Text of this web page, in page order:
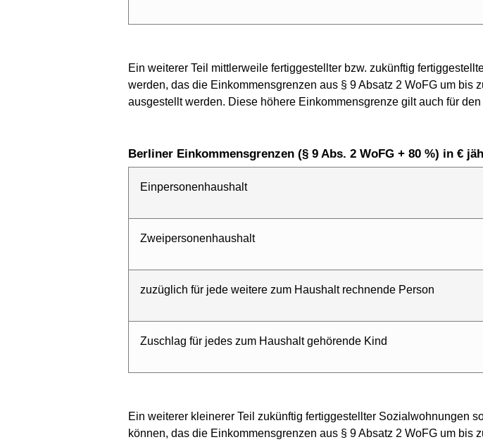
Ein weiterer Teil mittlerweile fertiggestellter bzw. zukünftig
werden, das die Einkommensgrenzen aus § 9 Absatz 2 WoFG um bis
ausgestellt werden. Diese höhere Einkommensgrenze gilt auch für
Berliner Einkommensgrenzen (§ 9 Abs. 2 WoFG + 80 %) in €
Einpersonenhaushalt
Zweipersonenhaushalt
zuzüglich für jede weitere zum Haushalt rechnende Person
Zuschlag für jedes zum Haushalt gehörende Kind
Ein weiterer kleinerer Teil zukünftig fertiggestellter Sozialwohnungen
können, das die Einkommensgrenzen aus § 9 Absatz 2 WoFG um bis